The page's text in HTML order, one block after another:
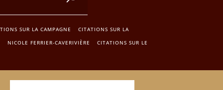
SUR LA CAMPAGNE
CITATIONS SUR LA
NICOLE FERRIER-CAVERIVIÈRE
CITATIONS SUR LE